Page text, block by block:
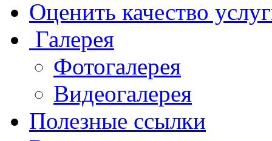
Оценить качество
Галерея
Фотогалерея
Видеогалерея
Полезные ссылки